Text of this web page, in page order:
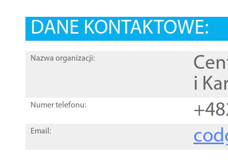
DANE KONTAKTOWE:
Nazwa organizacji:
i
Numer telefonu:
Email: